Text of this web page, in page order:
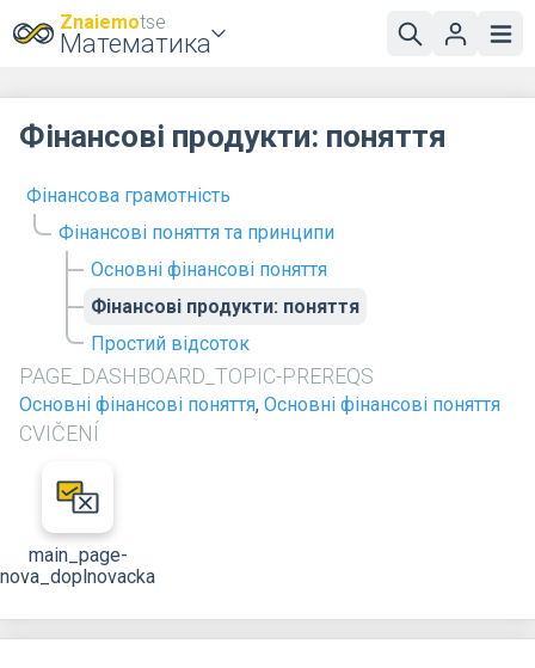
Znaiemotse
Математика
Фінансова грамотність
Фінансові поняття та принципи
Основні фінансові поняття
Фінансові продукти: поняття
Простий відсоток
PAGE_DASHBOARD_TOPIC-PREREQS
Основні фінансові поняття, Основні фінансові поняття
CVIČENÍ
main_page-
nova_doplnovacka
Фінансові продукти: поняття